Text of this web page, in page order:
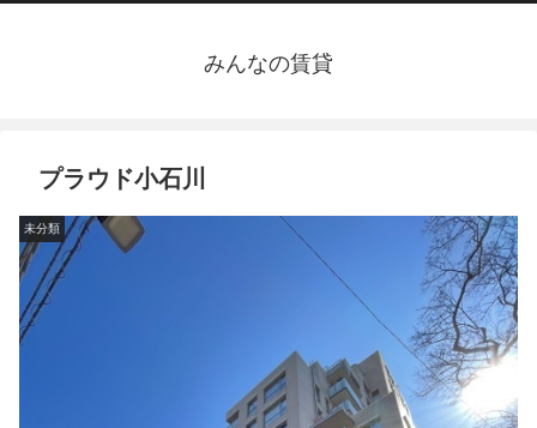
みんなの賃貸
プラウド小石川
未分類